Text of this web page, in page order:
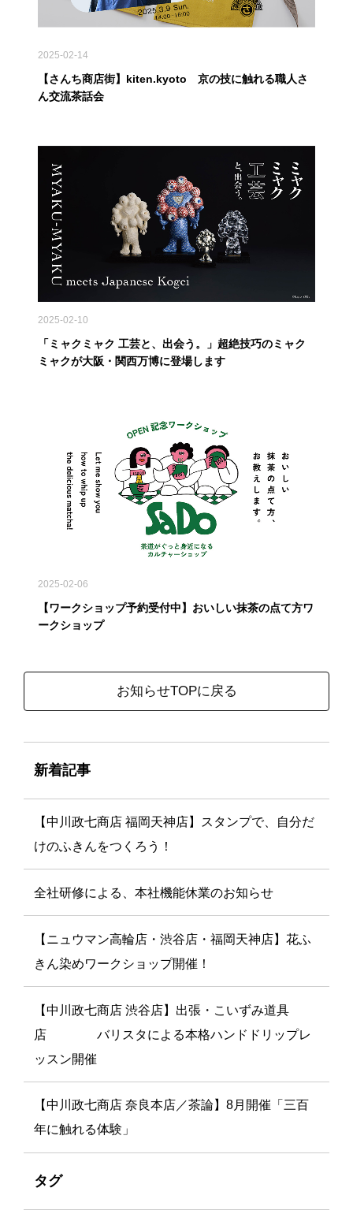
2025-02-14
【さんち商店街】kiten.kyoto 京の技に触れる職人さ
ん交流茶話会
2025-02-10
「ミャクミャク 工芸と、出会う。」超絶技巧のミャク
ミャクが大阪・関西万博に登場します
2025-02-06
【ワークショップ予約受付中】おいしい抹茶の点て方ワ
ークショップ
お知らせTOPに戻る
新着記事
【中川政七商店 福岡天神店】スタンプで、自分だ
けのふきんをつくろう！
全社研修による、本社機能休業のお知らせ
【ニュウマン高輪店・渋谷店・福岡天神店】花ふ
きん染めワークショップ開催！
【中川政七商店 渋谷店】出張・こいずみ道具
店 バリスタによる本格ハンドドリップレ
ッスン開催
【中川政七商店 奈良本店／茶論】8月開催「三百
年に触れる体験」
タグ